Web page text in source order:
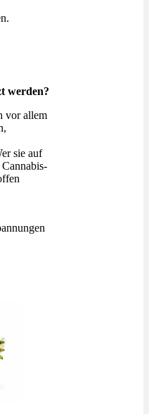
werden?
vor allem
sie auf